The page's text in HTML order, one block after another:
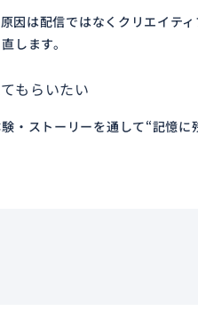
因は配信ではなくクリエイティ
します。
もらいたい
・ストーリーを通して“記憶に